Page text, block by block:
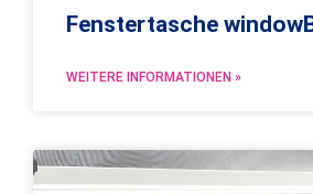
Fenstertasche
WEITERE INFORMATIONEN »